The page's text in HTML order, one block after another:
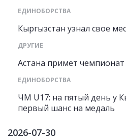
ЕДИНОБОРСТВА
Кыргызстан узнал свое
ДРУГИЕ
Астана примет
ЕДИНОБОРСТВА
ЧМ U17: на пятый день у
первый шанс на медаль
2026-07-30